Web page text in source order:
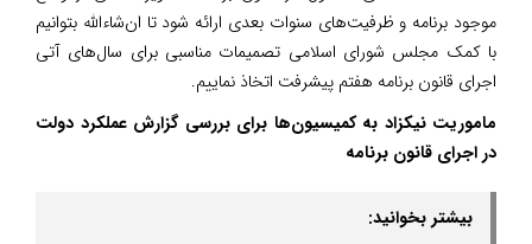
موجود برنامه و ظرفیت‌های سنوات بعدی ارائه شود تا ان‌شاءالله بتوانیم
با کمک مجلس شورای اسلامی تصمیمات مناسبی برای سال‌های آتی
اجرای قانون برنامه هفتم پیشرفت اتخاذ نماییم.
ماموریت نیکزاد به کمیسیون‌ها برای بررسی گزارش عملکرد دولت
در اجرای قانون برنامه
بیشتر بخوانید: